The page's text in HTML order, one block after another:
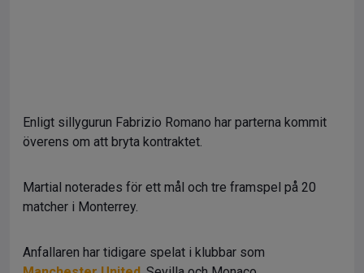
Enligt sillygurun Fabrizio Romano har parterna kommit
överens om att bryta kontraktet.
Martial noterades för ett mål och tre framspel på 20
matcher i Monterrey.
Anfallaren har tidigare spelat i klubbar som